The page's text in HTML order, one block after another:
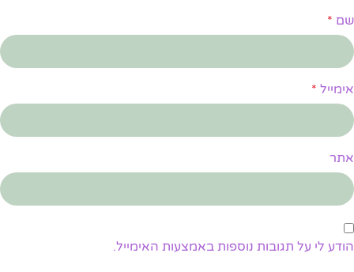
שם *
אימייל *
אתר
הודע לי על תגובות נוספות באמצעות האימייל.